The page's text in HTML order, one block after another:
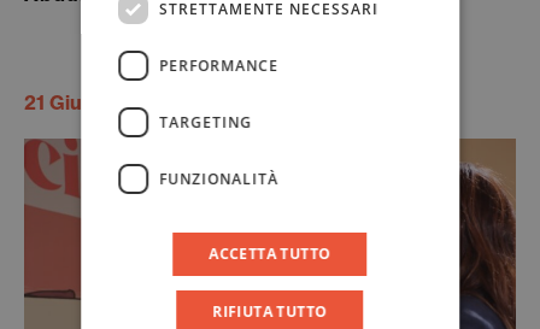
21 Giugno 2026
STRETTAMENTE NECESSARI
PERFORMANCE
TARGETING
FUNZIONALITÀ
ACCETTA TUTTO
RIFIUTA TUTTO